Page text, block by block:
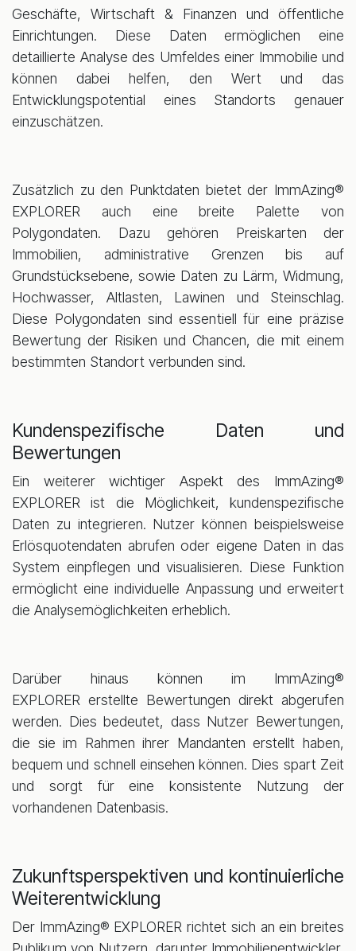
Geschäfte, Wirtschaft & Finanzen und öffentliche
Einrichtungen. Diese Daten ermöglichen eine
detaillierte Analyse des Umfeldes einer Immobilie und
können dabei helfen, den Wert und das
Entwicklungspotential eines Standorts genauer
einzuschätzen.
Zusätzlich zu den Punktdaten bietet der ImmAzing®
EXPLORER auch eine breite Palette von
Polygondaten. Dazu gehören Preiskarten der
Immobilien, administrative Grenzen bis auf
Grundstücksebene, sowie Daten zu Lärm, Widmung,
Hochwasser, Altlasten, Lawinen und Steinschlag.
Diese Polygondaten sind essentiell für eine präzise
Bewertung der Risiken und Chancen, die mit einem
bestimmten Standort verbunden sind.
Kundenspezifische Daten und
Bewertungen
Ein weiterer wichtiger Aspekt des ImmAzing®
EXPLORER ist die Möglichkeit, kundenspezifische
Daten zu integrieren. Nutzer können beispielsweise
Erlösquotendaten abrufen oder eigene Daten in das
System einpflegen und visualisieren. Diese Funktion
ermöglicht eine individuelle Anpassung und erweitert
die Analysemöglichkeiten erheblich.
Darüber hinaus können im ImmAzing®
EXPLORER erstellte Bewertungen direkt abgerufen
werden. Dies bedeutet, dass Nutzer Bewertungen,
die sie im Rahmen ihrer Mandanten erstellt haben,
bequem und schnell einsehen können. Dies spart Zeit
und sorgt für eine konsistente Nutzung der
vorhandenen Datenbasis.
Zukunftsperspektiven und kontinuierliche
Weiterentwicklung
Der ImmAzing® EXPLORER richtet sich an ein breites